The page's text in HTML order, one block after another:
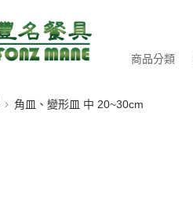
商品分類
角皿、變形皿 中 20~30cm